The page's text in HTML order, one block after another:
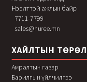
Нээлттэй ажлын байр
7711-7799
sales@huree.mn
ХАЙЛТЫН ТӨРӨЛ
Амралтын газар
Барилгын үйлчилгээ